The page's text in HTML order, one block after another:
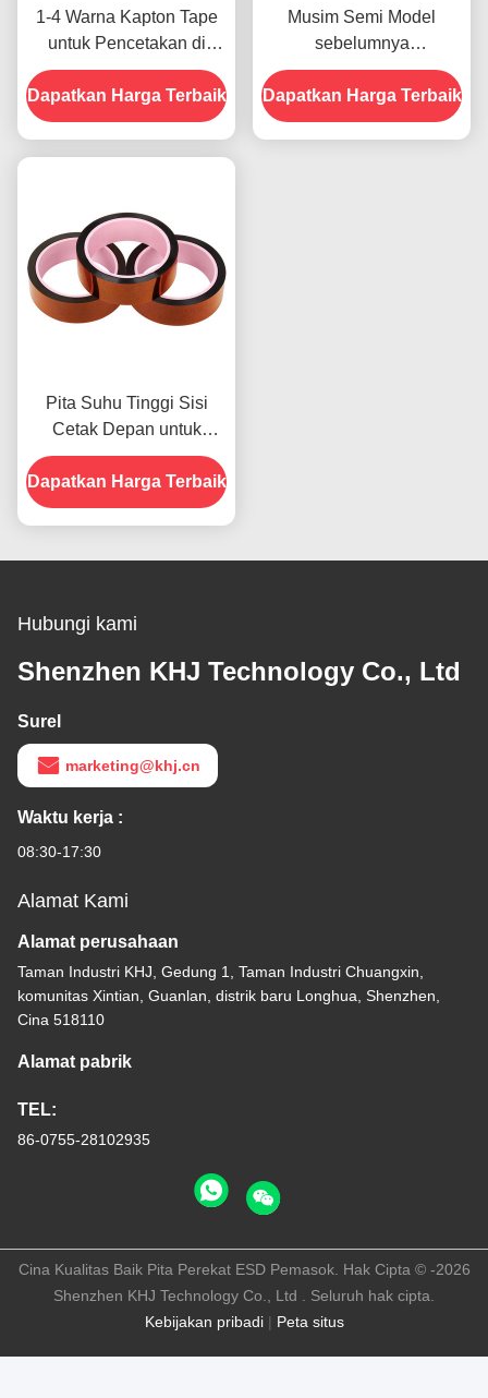
1-4 Warna Kapton Tape
untuk Pencetakan di
Bagian Depan
Dapatkan Harga Terbaik
Musim Semi Model
sebelumnya
menampilkan Ketahanan
Terhadap Kelembaban
dan Kekuatan Kupas
Dapatkan Harga Terbaik
Pita Suhu Tinggi Sisi
Cetak Depan untuk
Produk Dalam Stok
Dapatkan Harga Terbaik
Hubungi kami
Shenzhen KHJ Technology Co., Ltd
Surel
marketing@khj.cn
Waktu kerja :
08:30-17:30
Alamat Kami
Alamat perusahaan
Taman Industri KHJ, Gedung 1, Taman Industri Chuangxin,
komunitas Xintian, Guanlan, distrik baru Longhua, Shenzhen,
Cina 518110
Alamat pabrik
TEL:
86-0755-28102935
Kebijakan pribadi| Peta situs
Cina Kualitas Baik Pita Perekat ESD Pemasok. Hak Cipta © -2026
Shenzhen KHJ Technology Co., Ltd . Seluruh hak cipta.